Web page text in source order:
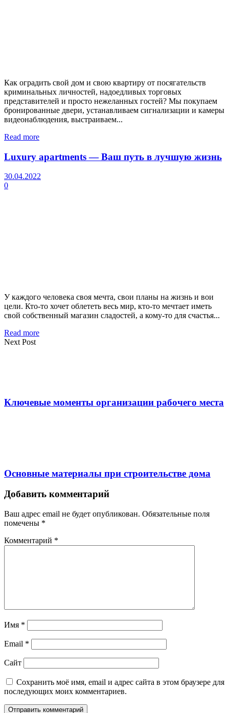
Как оградить свой дом и свою квартиру от посягательств
криминальных личностей, надоедливых торговых
представителей и просто нежеланных гостей? Мы покупаем
бронированные двери, устанавливаем сигнализации и камеры
видеонаблюдения, выстраиваем...
Read more
Luxury apartments — Ваш путь в лучшую жизнь
30.04.2022
0
У каждого человека своя мечта, свои планы на жизнь и вои
цели. Кто-то хочет облететь весь мир, кто-то мечтает иметь
свой собственный магазин сладостей, а кому-то для счастья...
Read more
Next Post
Ключевые моменты организации рабочего места
Основные материалы при строительстве дома
Добавить комментарий
Ваш адрес email не будет опубликован. Обязательные поля
помечены *
Комментарий *
Имя *
Email *
Сайт
Сохранить моё имя, email и адрес сайта в этом браузере для
последующих моих комментариев.